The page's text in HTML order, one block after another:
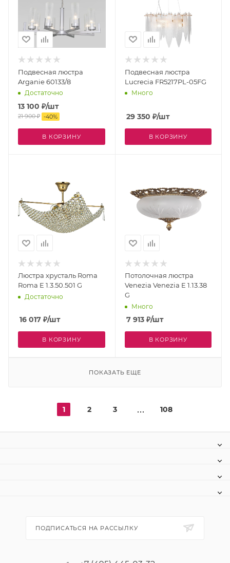
Подвесная люстра
Arganie 60133/8
Достаточно
13 100 ₽/шт
21 900₽ -40%
В КОРЗИНУ
Подвесная люстра
Lucrecia FR5217PL-05FG
Много
29 350 ₽/шт
В КОРЗИНУ
Люстра хрусталь Roma
Roma E 1.3.50.501 G
Достаточно
16 017 ₽/шт
В КОРЗИНУ
Потолочная люстра
Venezia Venezia E 1.13.38
G
Много
7 913₽/шт
В КОРЗИНУ
ПОКАЗАТЬ ЕЩЕ
1 2 3 108
ПОДПИСАТЬСЯ НА РАССЫЛКУ